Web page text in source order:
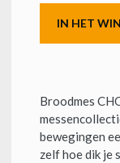
IN HET
Broodmes
bewegingen
zelf hoe dik je